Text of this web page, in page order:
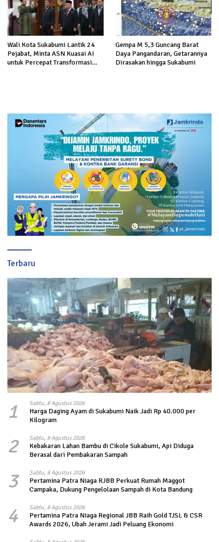
Wali Kota Sukabumi Lantik 24
Pejabat, Minta ASN Kuasai AI
untuk Percepat Transformasi
Gempa M 5,3 Guncang Barat
Daya Pangandaran, Getarannya
Dirasakan hingga Sukabumi
Terbaru
1 Sabtu, 8 Agustus 2026
Harga Daging Ayam di Sukabumi Naik Jadi Rp 40.000 per
Kilogram
2 Sabtu, 8 Agustus 2026
Kebakaran Lahan Bambu di Cikole Sukabumi, Api Diduga
Berasal dari Pembakaran Sampah
3 Sabtu, 8 Agustus 2026
Pertamina Patra Niaga RJBB Perkuat Rumah Maggot
Campaka, Dukung Pengelolaan Sampah di Kota Bandung
4 Sabtu, 8 Agustus 2026
Pertamina Patra Niaga Regional JBB Raih Gold TJSL & CSR
Awards 2026, Ubah Jerami Jadi Peluang Ekonomi